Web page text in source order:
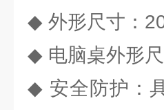
◆ 外形尺寸：
◆ 电脑桌外形
◆ 安全防护：